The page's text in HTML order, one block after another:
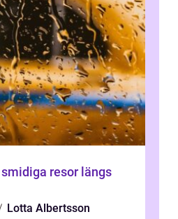
Lotta Albertsson